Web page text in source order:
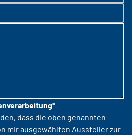
dass die oben genannten
mir ausgewählten Aussteller zur